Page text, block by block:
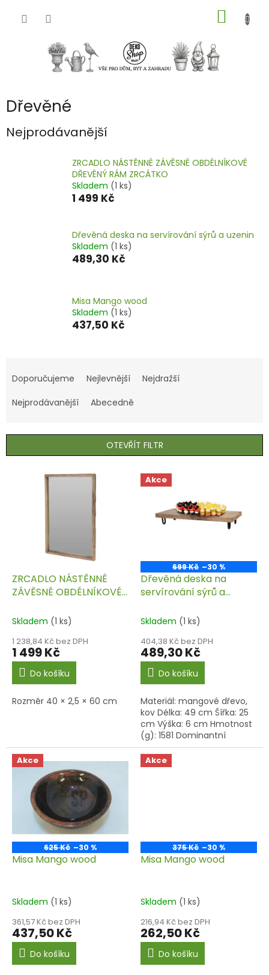
KOŠÍK
Dřevěné
Nejprodávanější
ZRCADLO NÁSTĚNNÉ ZÁVĚSNÉ OBDÉLNÍKOVÉ
DŘEVĚNÝ RÁM ZRCÁTKO
Skladem (1 ks)
1 499 Kč
Dřevěná deska na servírování sýrů a uzenin
Skladem (1 ks)
489,30 Kč
Misa Mango wood
Skladem (1 ks)
437,50 Kč
a
e
í
r
Doporučujeme Nejlevnější
Nejdražší
Nejprodávanější
Abecedně
OTEVŘÍT FILTR
dZRCADLO NÁSTĚNNÉ
ZÁVĚSNÉ OBDÉLNÍKOVÉ
Skladem (1 ks)
1 238,84 Kč bez DPH
1 499 Kč
Do košíku
Rozměr 40 × 2,5 × 60 cm
Akce
699 Kč –30 %
Dřevěná deska na
servírování sýrů a
Skladem (1 ks)
404,38 Kč bez DPH
489,30 Kč
Do košíku
Materiál: mangové dřevo,
kov Délka: 49 cm Šířka: 25
cm Výška: 6 cm Hmotnost
(g): 1581 Dominantní
barva: hnědá
Akce
625 Kč –30 %
Misa Mango wood
Skladem (1 ks)
361,57 Kč bez DPH
437,50 Kč
Do košíku
Akce
375 Kč –30 %
Misa Mango wood
Skladem (1 ks)
216,94 Kč bez DPH
262,50 Kč
Do košíku